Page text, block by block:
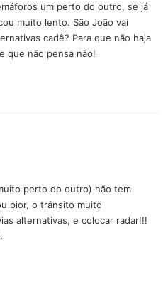
um perto do outro, se já
muito lento. São João vai
cadê? Para que não haja
que não pensa não!
perto do outro) não tem
pior, o trânsito muito
alternativas, e colocar radar!!!